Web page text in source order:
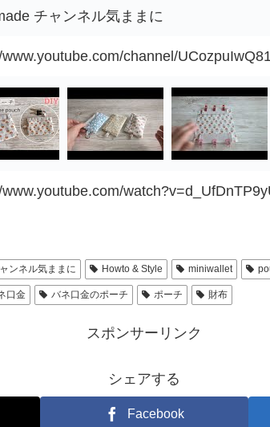
チャンネル気ままに
www.youtube.com/channel/
www.youtube.com/
ンネル気ままに Howto & Style miniwallet
口金 バネ口金のポーチ ポーチ 財布
スポンサーリンク
シェアする
Facebook